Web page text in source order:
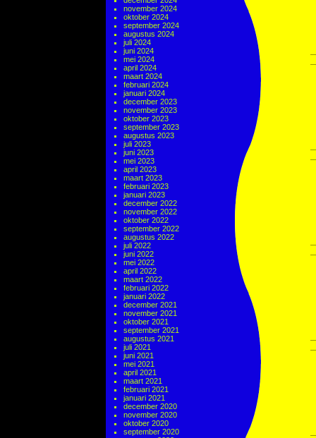
november 2024
oktober 2024
september 2024
augustus 2024
juli 2024
juni 2024
mei 2024
april 2024
maart 2024
februari 2024
januari 2024
december 2023
november 2023
oktober 2023
september 2023
augustus 2023
juli 2023
juni 2023
mei 2023
april 2023
maart 2023
februari 2023
januari 2023
december 2022
november 2022
oktober 2022
september 2022
augustus 2022
juli 2022
juni 2022
mei 2022
april 2022
maart 2022
februari 2022
januari 2022
december 2021
november 2021
oktober 2021
september 2021
augustus 2021
juli 2021
juni 2021
mei 2021
april 2021
maart 2021
februari 2021
januari 2021
december 2020
november 2020
oktober 2020
september 2020